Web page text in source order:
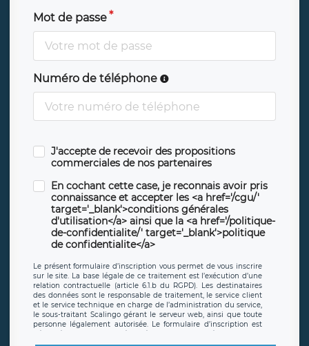
Mot de passe
Numéro de téléphone
J'accepte de recevoir des propositions
commerciales de nos partenaires
En cochant cette case, je reconnais avoir pris
connaissance et accepter les <a href='/cgu/'
target='_blank'>conditions générales
d'utilisation</a> ainsi que la <a href='/politique-
de-confidentialite/' target='_blank'>politique
de confidentialite</a>
Le présent formulaire d’inscription vous permet de vous inscrire
sur le site. La base légale de ce traitement est l’exécution d’une
relation contractuelle (article 6.1.b du RGPD). Les destinataires
des données sont le responsable de traitement, le service client
et le service technique en charge de l’administration du service,
le sous-traitant Scalingo gérant le serveur web, ainsi que toute
personne légalement autorisée. Le formulaire d’inscription est
offrant desclauses de protection conformes au RGPD. Les